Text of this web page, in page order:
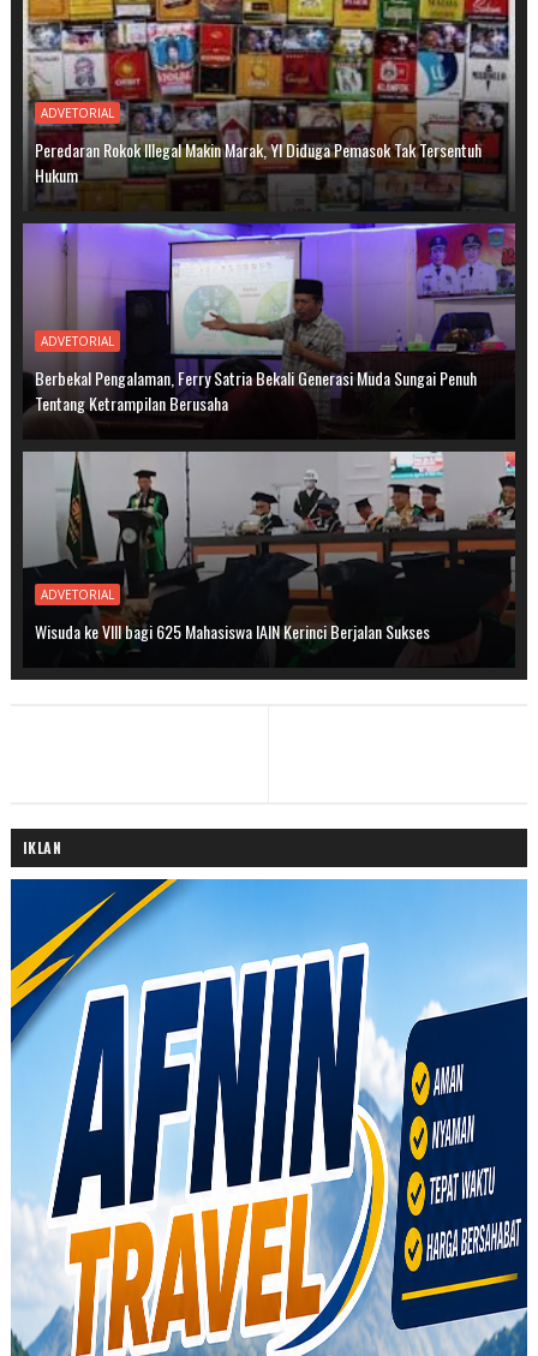
ADVETORIAL
Peredaran Rokok Illegal Makin Marak, YI Diduga Pemasok Tak Tersentuh
Hukum
ADVETORIAL
Berbekal Pengalaman, Ferry Satria Bekali Generasi Muda Sungai Penuh
Tentang Ketrampilan Berusaha
ADVETORIAL
Wisuda ke VIII bagi 625 Mahasiswa IAIN Kerinci Berjalan Sukses
IKLAN